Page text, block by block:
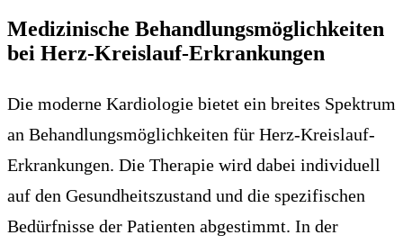
Medizinische Behandlungsmöglichkeiten
bei Herz-Kreislauf-Erkrankungen
Die moderne Kardiologie bietet ein breites Spektrum
an Behandlungsmöglichkeiten für Herz-Kreislauf-
Erkrankungen. Die Therapie wird dabei individuell
auf den Gesundheitszustand und die spezifischen
Bedürfnisse der Patienten abgestimmt. In der